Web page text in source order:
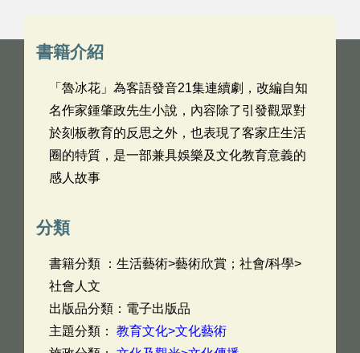
書籍介紹
「魯冰花」為客語發音21集連續劇，改編自知
名作家鍾肇政先生小說，內容除了引發觀眾對
於刻板教育的反思之外，也表現了客家庄生活
圈的特質，是一部兼具娛樂及文化教育意義的
感人故事
分類
書籍分類 ：生活藝術>藝術欣賞；社會/科學>
社會人文
出版品分類：電子出版品
主題分類： 教育文化>文化藝術